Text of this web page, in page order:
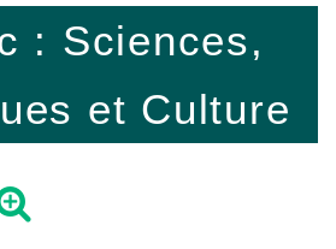
: Sciences,
et Culture